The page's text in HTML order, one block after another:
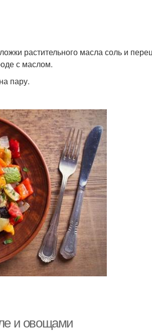
растительного масла соль и
с маслом.
пару.
и овощами